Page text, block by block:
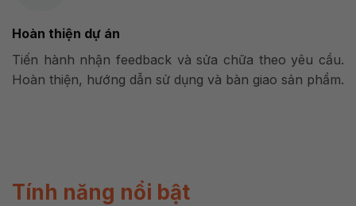
Hoàn thiện dự án
Tiến hành nhận feedback và sửa chữa theo yêu cầu.
Hoàn thiện, hướng dẫn sử dụng và bàn giao sản phẩm.
Tính năng nổi bật